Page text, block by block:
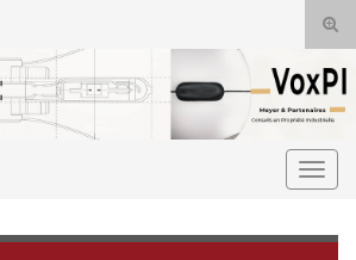
for: